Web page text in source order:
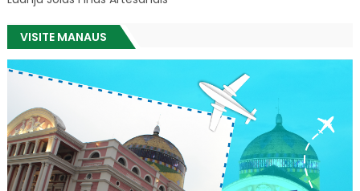
VISITE MANAUS